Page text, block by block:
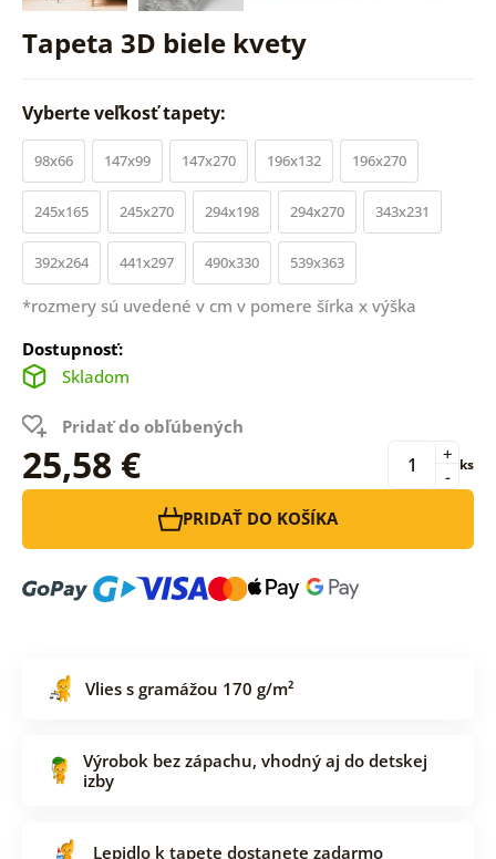
Tapeta 3D biele kvety
Vyberte veľkosť tapety:
98x66 147x99 147x270 196x132 196x270
245x165 245x270 294x198 294x270 343x231
392x264 441x297 490x330 539x363
*rozmery sú uvedené v cm v pomere šírka x výška
Dostupnosť:
Skladom
Pridať do obľúbených
25,58 € -
+ ks
PRIDAŤ DO KOŠÍKA
Vlies s gramážou 170 g/m²
Výrobok bez zápachu, vhodný aj do detskej
izby
Lepidlo k tapete dostanete zadarmo